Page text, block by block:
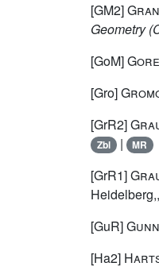
[GM2]
Geometry
[GoM]
[Gro]
[GrR2]
Zbl | MR
[GrR1]
[GuR]
[Ha2]